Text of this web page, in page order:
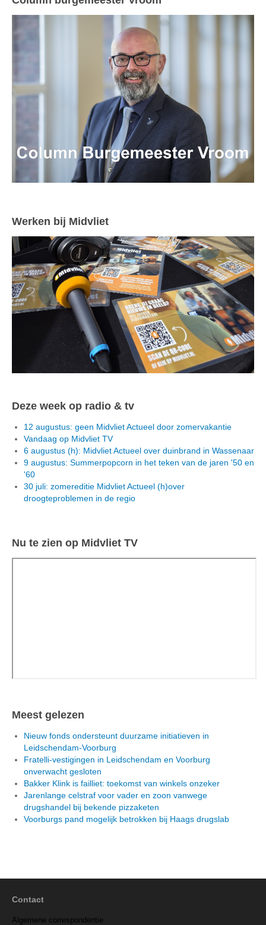
Werken bij Midvliet
Deze week op radio & tv
12 augustus: geen Midvliet Actueel door zomervakantie
Vandaag op Midvliet TV
6 augustus (h): Midvliet Actueel over duinbrand in Wassenaar
9 augustus: Summerpopcorn in het teken van de jaren '50 en
'60
30 juli: zomereditie Midvliet Actueel (h)over
droogteproblemen in de regio
Nu te zien op Midvliet TV
Meest gelezen
Nieuw fonds ondersteunt duurzame initiatieven in
Leidschendam-Voorburg
Fratelli-vestigingen in Leidschendam en Voorburg
onverwacht gesloten
Bakker Klink is failliet: toekomst van winkels onzeker
Jarenlange celstraf voor vader en zoon vanwege
drugshandel bij bekende pizzaketen
Voorburgs pand mogelijk betrokken bij Haags drugslab
Contact
Algemene correspondentie